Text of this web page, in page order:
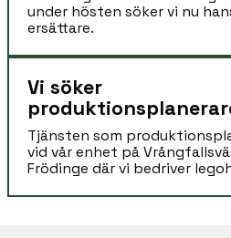
under hösten söker vi nu
ersättare.
Vi söker
Tjänsten som
vid vår enhet på
Frödinge där vi bedriver